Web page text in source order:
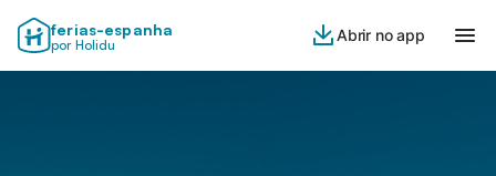
ferias-espanha
por Holidu
Abrir no app